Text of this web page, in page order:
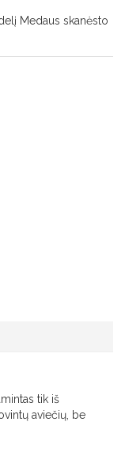
Medaus skanėsto
tik iš
aviečių, be